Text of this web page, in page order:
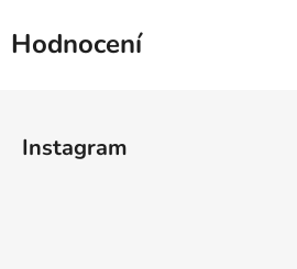
Hodnocení
Instagram